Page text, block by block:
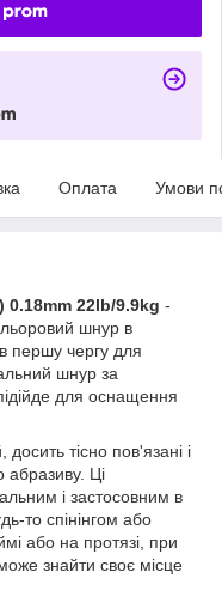
Оплата Умови
0.18mm 22lb/9.9kg -
шнур в
першу чергу для
шнур за
для оснащення
тісно пов'язані і
абразиву. Ці
і застосовним в
то спінінгом або
або на протязі, при
знайти своє місце